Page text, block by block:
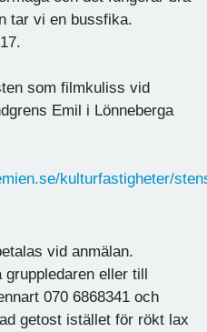
tar vi en bussfika.
som filmkuliss vid
Emil i Lönneberga
kulturfastigheter/
vid anmälan.
eller till
070 6868341 och
getost istället för rökt lax